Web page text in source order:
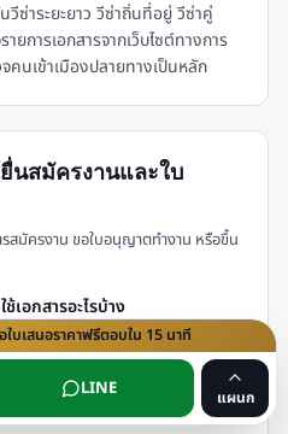
วีซ่าระยะยาว วีซ่าถิ่นที่อยู่ วีซ่าคู่
ยการเอกสารจากเว็บไซต์ทางการ
นเข้าเมืองปลายทางเป็นหลัก
นสมัครงานและใบ
สมัครงาน ขอใบอนุญาตทำงาน หรือขึ้น
เอกสารอะไรบ้าง
าง วีซ่าประเภทที่ถูกต้อง เอกสาร
องแพทย์ เอกสารต่างประเทศต้อง
ที่แน่นอนขึ้นกับกรมการจัดหางาน
ใบเสนอราคาฟรีตอบใน 15 นาที
LINE แผนก